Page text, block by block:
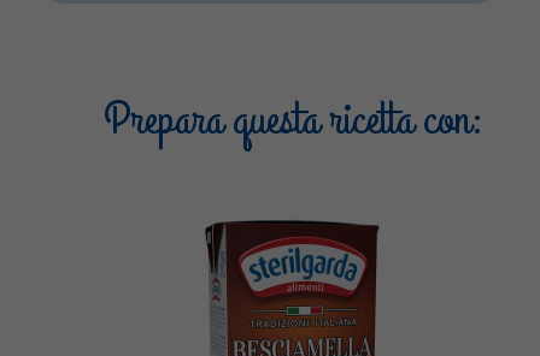
Prepara questa ricetta con: